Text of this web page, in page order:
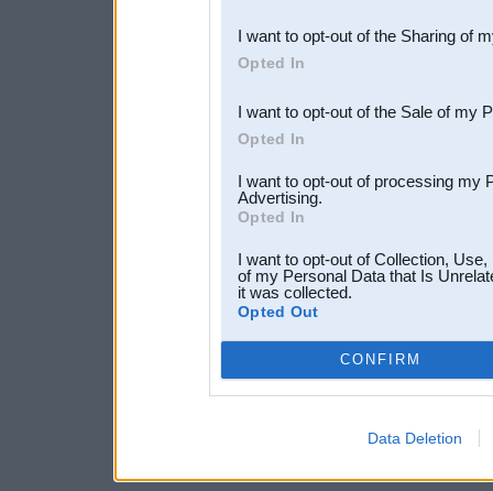
Downstream Participants
third parties.
I want to opt-out of the Sharing of
Opted In
I want to opt-out of the Sale of my
Opted In
I want to opt-out of processing my
Advertising.
Opted In
I want to opt-out of Collection,
of my Personal Data that Is
it was collected.
Opted Out
CONFIRM
Data Deletion